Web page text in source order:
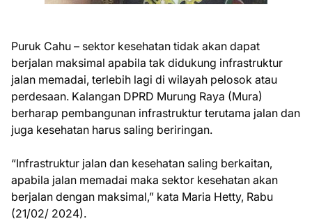
Puruk Cahu – sektor kesehatan tidak akan dapat
berjalan maksimal apabila tak didukung infrastruktur
jalan memadai, terlebih lagi di wilayah pelosok atau
perdesaan. Kalangan DPRD Murung Raya (Mura)
berharap pembangunan infrastruktur terutama jalan dan
juga kesehatan harus saling beriringan.
“Infrastruktur jalan dan kesehatan saling berkaitan,
apabila jalan memadai maka sektor kesehatan akan
berjalan dengan maksimal,” kata Maria Hetty, Rabu
(21/02/ 2024).